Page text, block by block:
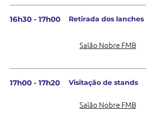
16h30 - 17h00 Retirada dos lanches
Salão Nobre FMB
17h00 - 17h20 Visitação de stands
Salão Nobre FMB